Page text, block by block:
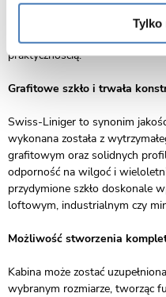
Tylko
Konstrukcja kabiny pozwala
brodziku, jak i bezpośrednio na
łatwością dopasować ją do
praktycznością.
Grafitowe szkło i trwała
Swiss-Liniger to synonim
wykonana została z
grafitowym oraz solidnych
odporność na wilgoć i
przydymione szkło doskonale
loftowym, industrialnym czy
Możliwość stworzenia
Kabina może zostać
wybranym rozmiarze, tworząc